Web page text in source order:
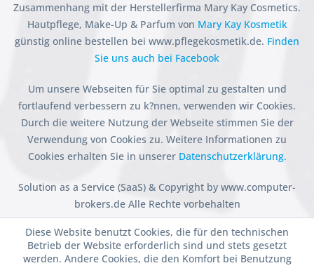
Zusammenhang mit der Herstellerfirma Mary Kay Cosmetics.
Hautpflege, Make-Up & Parfum von Mary Kay Kosmetik
günstig online bestellen bei www.pflegekosmetik.de. Finden
Sie uns auch bei Facebook
Um unsere Webseiten für Sie optimal zu gestalten und
fortlaufend verbessern zu k?nnen, verwenden wir Cookies.
Durch die weitere Nutzung der Webseite stimmen Sie der
Verwendung von Cookies zu. Weitere Informationen zu
Cookies erhalten Sie in unserer Datenschutzerklärung.
Solution as a Service (SaaS) & Copyright by www.computer-
brokers.de Alle Rechte vorbehalten
Diese Website benutzt Cookies, die für den technischen
Betrieb der Website erforderlich sind und stets gesetzt
werden. Andere Cookies, die den Komfort bei Benutzung